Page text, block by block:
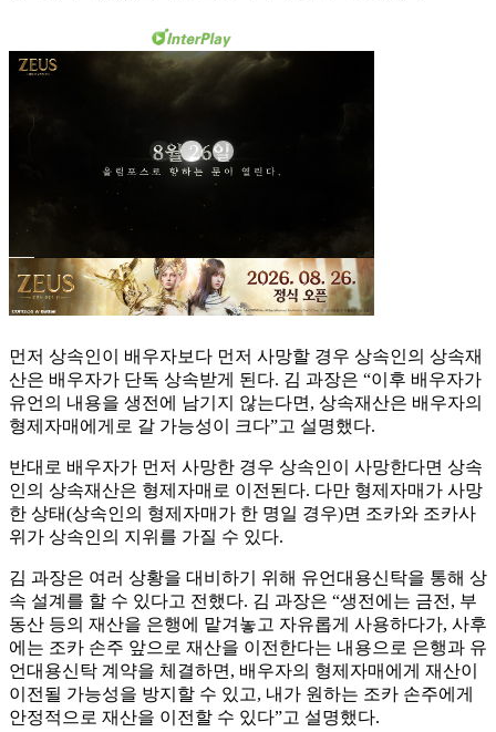
먼저 상속인이 배우자보다 먼저 사망할 경우 상속인의 상속재
산은 배우자가 단독 상속받게 된다. 김 과장은 “이후 배우자가
유언의 내용을 생전에 남기지 않는다면, 상속재산은 배우자의
형제자매에게로 갈 가능성이 크다”고 설명했다.
반대로 배우자가 먼저 사망한 경우 상속인이 사망한다면 상속
인의 상속재산은 형제자매로 이전된다. 다만 형제자매가 사망
한 상태(상속인의 형제자매가 한 명일 경우)면 조카와 조카사
위가 상속인의 지위를 가질 수 있다.
김 과장은 여러 상황을 대비하기 위해 유언대용신탁을 통해 상
속 설계를 할 수 있다고 전했다. 김 과장은 “생전에는 금전, 부
동산 등의 재산을 은행에 맡겨놓고 자유롭게 사용하다가, 사후
에는 조카 손주 앞으로 재산을 이전한다는 내용으로 은행과 유
언대용신탁 계약을 체결하면, 배우자의 형제자매에게 재산이
이전될 가능성을 방지할 수 있고, 내가 원하는 조카 손주에게
안정적으로 재산을 이전할 수 있다”고 설명했다.